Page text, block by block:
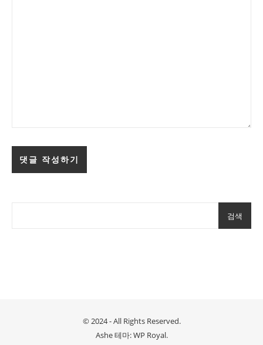
검색
© 2024 - All Rights Reserved.
Ashe 테마:WP Royal.